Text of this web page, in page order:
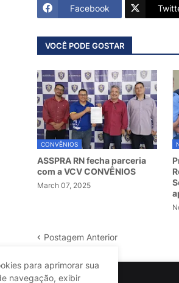
Facebook
VOCÊ PODE GOSTAR
CONVÊNIOS
ASSPRA RN fecha parceria
com a VCV CONVÊNIOS
March 07, 2025
Postagem Anterior
para aprimorar sua
navegação, exibir